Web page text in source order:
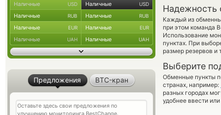
Надежность
Каждый из
при этом команда
Использование
пунктах. При
размер резервов и
Выберите
Обменные пункты
странах, например:
разных городах
удобнее ввести
Наличные USD Наличные USD
Наличные RUB Наличные RUB
Наличные EUR Наличные EUR
Наличные UAH Наличные UAH
Предложения BTC-кран